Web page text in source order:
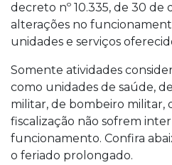
decreto nº 10.335, de 30 de
alterações no
unidades e serviços
Somente atividades
como unidades de saúde,
militar, de bombeiro militar,
fiscalização não sofrem
funcionamento. Confira
o feriado prolongado.